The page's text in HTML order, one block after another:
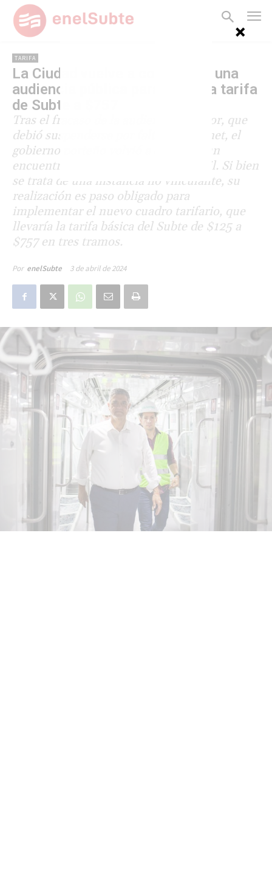
TARIFA
La Ciudad vuelve a convocar a una
audiencia pública para llevar la tarifa
de Subte a $757
Tras el fracaso de la audiencia anterior, que
debió suspenderse por falta de Internet, el
gobierno porteño volvió a convocar un
encuentro para el próximo 25 de abril. Si bien
se trata de una instancia no vinculante, su
realización es paso obligado para
implementar el nuevo cuadro tarifario, que
llevaría la tarifa básica del Subte de $125 a
$757 en tres tramos.
Por enelSubte 3 de abril de 2024